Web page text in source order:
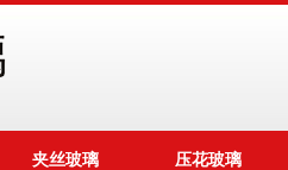
夹丝玻璃 压花玻璃